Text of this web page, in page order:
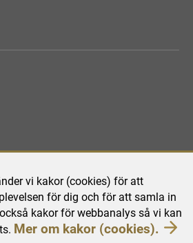
vi kakor (cookies) för att
för dig och för att samla in
kakor för webbanalys så vi kan
Mer om kakor (cookies).